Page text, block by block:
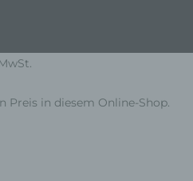
Preis in diesem Online-Shop.
bezüglich
oder Ortswechsel
Hinzuziehung